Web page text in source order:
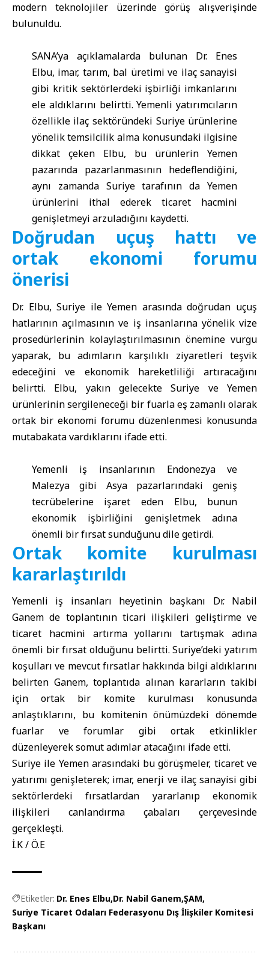
modern teknolojiler üzerinde görüş alışverişinde
bulunuldu.
SANA’ya açıklamalarda bulunan Dr. Enes
Elbu, imar, tarım, bal üretimi ve ilaç sanayisi
gibi kritik sektörlerdeki işbirliği imkanlarını
ele aldıklarını belirtti. Yemenli yatırımcıların
özellikle ilaç sektöründeki Suriye ürünlerine
yönelik temsilcilik alma konusundaki ilgisine
dikkat çeken Elbu, bu ürünlerin Yemen
pazarında pazarlanmasının hedeflendiğini,
aynı zamanda Suriye tarafının da Yemen
ürünlerini ithal ederek ticaret hacmini
genişletmeyi arzuladığını kaydetti.
Doğrudan uçuş hattı ve
ortak ekonomi forumu
önerisi
Dr. Elbu, Suriye ile Yemen arasında doğrudan uçuş
hatlarının açılmasının ve iş insanlarına yönelik vize
prosedürlerinin kolaylaştırılmasının önemine vurgu
yaparak, bu adımların karşılıklı ziyaretleri teşvik
edeceğini ve ekonomik hareketliliği artıracağını
belirtti. Elbu, yakın gelecekte Suriye ve Yemen
ürünlerinin sergileneceği bir fuarla eş zamanlı olarak
ortak bir ekonomi forumu düzenlenmesi konusunda
mutabakata vardıklarını ifade etti.
Yemenli iş insanlarının Endonezya ve
Malezya gibi Asya pazarlarındaki geniş
tecrübelerine işaret eden Elbu, bunun
ekonomik işbirliğini genişletmek adına
önemli bir fırsat sunduğunu dile getirdi.
Ortak komite kurulması
kararlaştırıldı
Yemenli iş insanları heyetinin başkanı Dr. Nabil
Ganem de toplantının ticari ilişkileri geliştirme ve
ticaret hacmini artırma yollarını tartışmak adına
önemli bir fırsat olduğunu belirtti. Suriye’deki yatırım
koşulları ve mevcut fırsatlar hakkında bilgi aldıklarını
belirten Ganem, toplantıda alınan kararların takibi
için ortak bir komite kurulması konusunda
anlaştıklarını, bu komitenin önümüzdeki dönemde
fuarlar ve forumlar gibi ortak etkinlikler
düzenleyerek somut adımlar atacağını ifade etti.
Suriye ile Yemen arasındaki bu görüşmeler, ticaret ve
yatırımı genişleterek; imar, enerji ve ilaç sanayisi gibi
sektörlerdeki fırsatlardan yararlanıp ekonomik
ilişkileri canlandırma çabaları çerçevesinde
gerçekleşti.
İ.K / Ö.E
Etiketler: Dr. Enes Elbu Dr. Nabil Ganem ŞAM
Suriye Ticaret Odaları Federasyonu Dış İlişkiler Komitesi
Başkanı